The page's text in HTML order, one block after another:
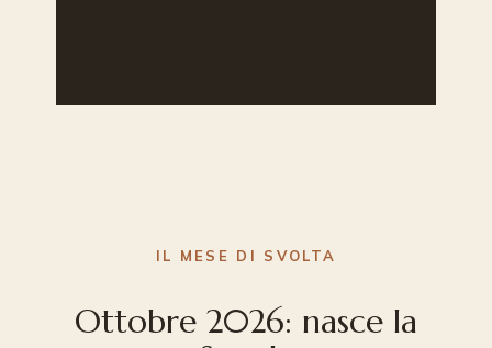
IL MESE DI SVOLTA
Ottobre 2026: nasce la